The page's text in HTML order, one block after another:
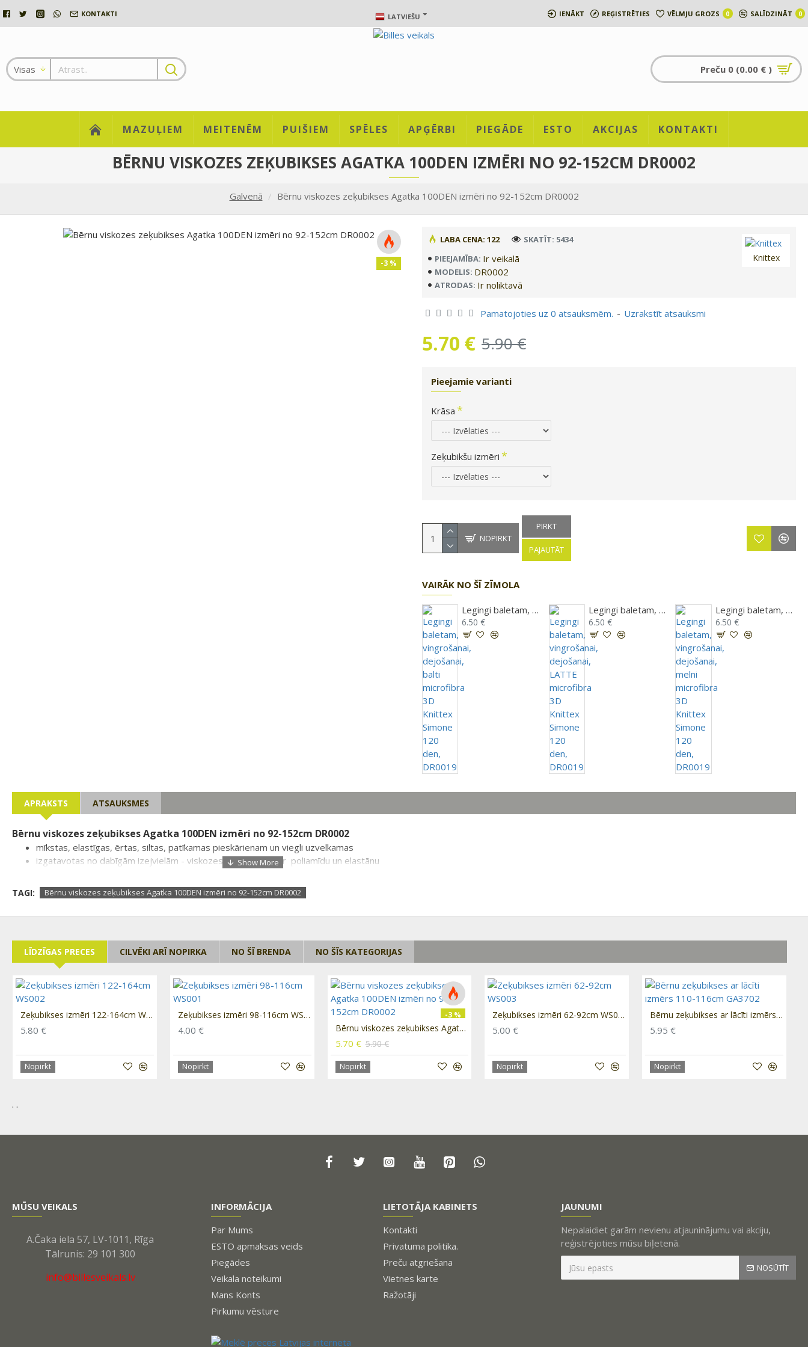
KONTAKTI LATVIEŠU IENĀKT REĢISTRĒTIES VĒLMJU GROZS 0 SALĪDZINĀT 0
Visas Preču 0 (0.00 € )
MAZUĻIEM MEITENĒM PUIŠIEM SPĒLES APĢĒRBI PIEGĀDE ESTO AKCIJAS KONTAKTI
Galvenā Bērnu viskozes zeķubikses Agatka 100DEN izmēri no 92-152cm DR0002
BĒRNU VISKOZES ZEĶUBIKSES AGATKA 100DEN IZMĒRI NO 92-152CM DR0002
-3 % PIEEJAMĪBA: Ir veikalā
MODELIS: DR0002
ATRODAS: Ir noliktavā
Knittex
LABA CENA: 122 SKATĪT: 5434
Pamatojoties uz 0 atsauksmēm. - Uzrakstīt atsauksmi
5.70 € 5.90 €
Pieejamie varianti
Krāsa
Zeķubikšu izmēri
NOPIRKT
PIRKT
PAJAUTĀT
VAIRĀK NO ŠĪ ZĪMOLA
Legingi baletam, vingrošanai, dejošanai, balti microfibra 3D Knittex Simone 120 den, DR0019
6.50 €
Legingi baletam, vingrošanai, dejošanai, LATTE microfibra 3D Knittex Simone 120 den, DR0019
6.50 €
Legingi baletam, vingrošanai, dejošanai, melni microfibra 3D Knittex Simone 120 den, DR0019
6.50 €
APRAKSTS ATSAUKSMES
Bērnu viskozes zeķubikses Agatka 100DEN izmēri no 92-152cm DR0002
mīkstas, elastīgas, ērtas, siltas, patīkamas pieskārienam un viegli uzvelkamas
izgatavotas no dabīgām izejvielām - viskozes, kombinācijā ar poliamīdu un elastānu
stilīgas, - pateicoties rievotajam rakstam
pieejami ap 30 dažādu krāsu
sastāvs: VISKOZE 65%, poliamīds 31%, elastāns 4%..
TAGI: Bērnu viskozes zeķubikses Agatka 100DEN izmēri no 92-152cm DR0002
LĪDZĪGAS PRECES CILVĒKI ARĪ NOPIRKA NO ŠĪ BRENDA NO ŠĪS KATEGORIJAS
Zeķubikses izmēri 122-164cm WS002
5.80 €
Nopirkt
Zeķubikses izmēri 98-116cm WS001
4.00 €
Nopirkt
-3 %
Bērnu viskozes zeķubikses Agatka 100DEN izmēri no 92-152cm DR0002
5.70 € 5.90 €
Nopirkt
Zeķubikses izmēri 62-92cm WS003
5.00 €
Nopirkt
Bērnu zeķubikses ar lācīti izmērs 110-116cm GA3702
5.95 €
Nopirkt
. .
MŪSU VEIKALS
A.Čaka iela 57, LV-1011, Rīga
Tālrunis: 29 101 300
info@billesveikals.lv
INFORMĀCIJA
Par Mums
ESTO apmaksas veids
Piegādes
Veikala noteikumi
Mans Konts
Pirkumu vēsture
LIETOTĀJA KABINETS
Kontakti
Privatuma politika.
Preču atgriešana
Vietnes karte
Ražotāji
JAUNUMI
Nepalaidiet garām nevienu atjauninājumu vai akciju,
reģistrējoties mūsu biļetenā.
NOSŪTĪT